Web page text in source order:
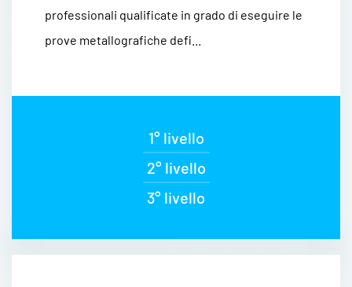
professionali qualificate in grado di eseguire le
prove metallografiche defi...
1° livello
2° livello
3° livello